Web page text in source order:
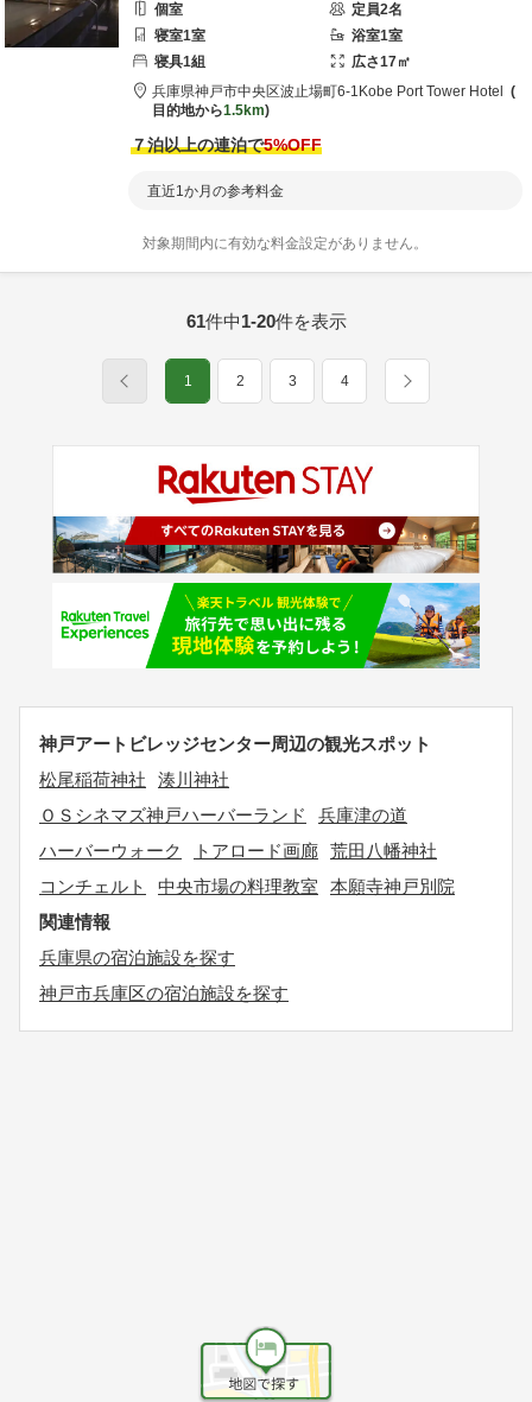
個室 定員2名
寝室1室 浴室1室
寝具1組 広さ17㎡
兵庫県神戸市中央区波止場町6-1 Kobe Port Tower Hotel
目的地から1.5km
７泊以上の連泊で5%OFF
直近1か月の参考料金
対象期間内に有効な料金設定がありません。
61件中1-20件を表示
1 2 3 4
神戸アートビレッジセンター周辺の観光スポット
松尾稲荷神社
湊川神社
ＯＳシネマズ神戸ハーバーランド
兵庫津の道
ハーバーウォーク
トアロード画廊 荒田八幡神社
コンチェルト
中央市場の料理教室
本願寺神戸別院
関連情報
兵庫県の宿泊施設を探す
神戸市兵庫区の宿泊施設を探す